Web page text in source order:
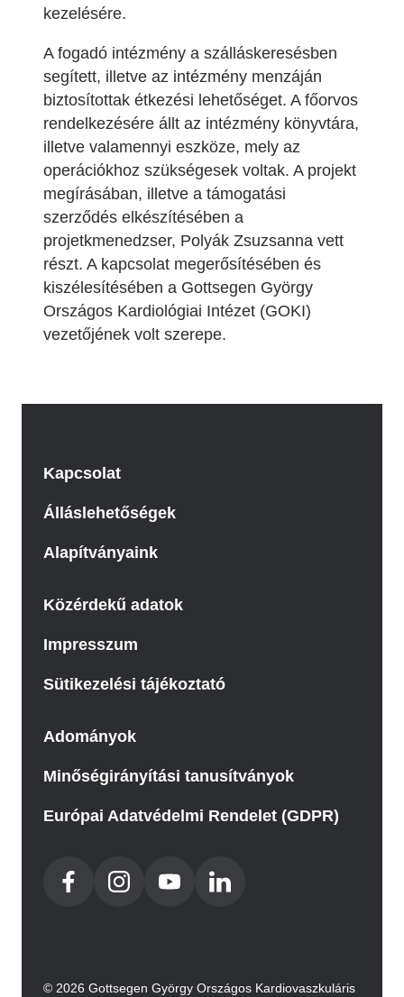
kezelésére.
A fogadó intézmény a szálláskeresésben
segített, illetve az intézmény menzáján
biztosítottak étkezési lehetőséget. A főorvos
rendelkezésére állt az intézmény könyvtára,
illetve valamennyi eszköze, mely az
operációkhoz szükségesek voltak. A projekt
megírásában, illetve a támogatási
szerződés elkészítésében a
projetkmenedzser, Polyák Zsuzsanna vett
részt. A kapcsolat megerősítésében és
kiszélesítésében a Gottsegen György
Országos Kardiológiai Intézet (GOKI)
vezetőjének volt szerepe.
Kapcsolat
Álláslehetőségek
Alapítványaink
Közérdekű adatok
Impresszum
Sütikezelési tájékoztató
Adományok
Minőségirányítási tanusítványok
Európai Adatvédelmi Rendelet (GDPR)
© 2026 Gottsegen György Országos Kardiovaszkuláris